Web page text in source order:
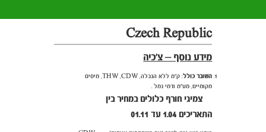
Czech Republic
מידע נוסף – צ'כיה
השובר כולל: ק"מ ללא הגבלה, THW ,CDW,
מיסים
מקומיים, מע"מ ודמי נמל .
צמיגי חורף כלולים במחיר בין
התאריכים 1.04 עד 01.11